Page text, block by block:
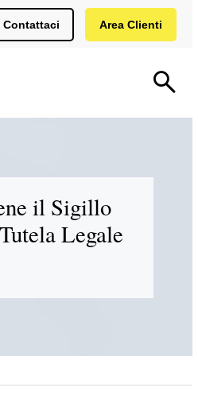
Contattaci Area Clienti
il Sigillo
Legale